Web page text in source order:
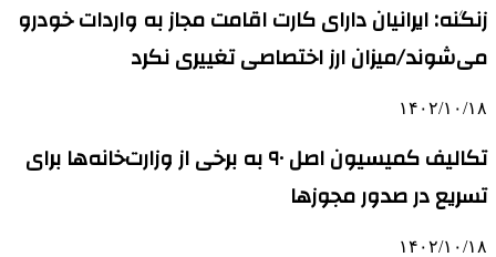
زنگنه: ایرانیان دارای کارت اقامت مجاز به واردات خودرو
می‌شوند/میزان ارز اختصاصی تغییری نکرد
۱۴۰۲/۱۰/۱۸
تکالیف کمیسیون اصل ۹۰ به برخی از وزارت‌خانه‌ها برای
تسریع در صدور مجوزها
۱۴۰۲/۱۰/۱۸